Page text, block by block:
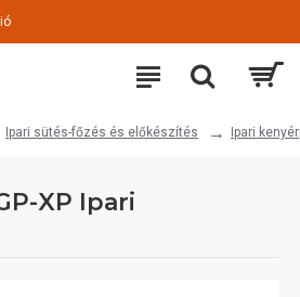
Ipari sütés-főzés és előkészítés Ipari
XP Ipari